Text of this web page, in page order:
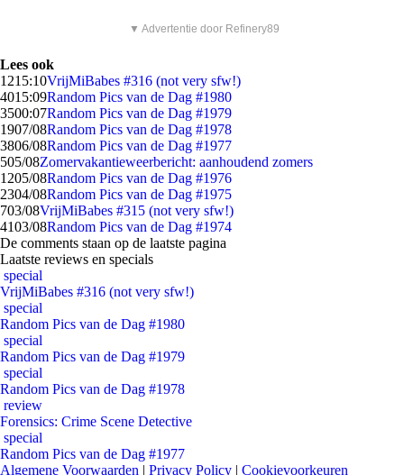
▼ Advertentie door Refinery89
Lees ook
1215:10VrijMiBabes #316 (not very sfw!)
4015:09Random Pics van de Dag #1980
3500:07Random Pics van de Dag #1979
1907/08Random Pics van de Dag #1978
3806/08Random Pics van de Dag #1977
505/08Zomervakantieweerbericht: aanhoudend zomers
1205/08Random Pics van de Dag #1976
2304/08Random Pics van de Dag #1975
703/08VrijMiBabes #315 (not very sfw!)
4103/08Random Pics van de Dag #1974
De comments staan op de laatste pagina
Laatste reviews en specials
special
VrijMiBabes #316 (not very sfw!)
special
Random Pics van de Dag #1980
special
Random Pics van de Dag #1979
special
Random Pics van de Dag #1978
review
Forensics: Crime Scene Detective
special
Random Pics van de Dag #1977
Algemene Voorwaarden | Privacy Policy | Cookievoorkeuren